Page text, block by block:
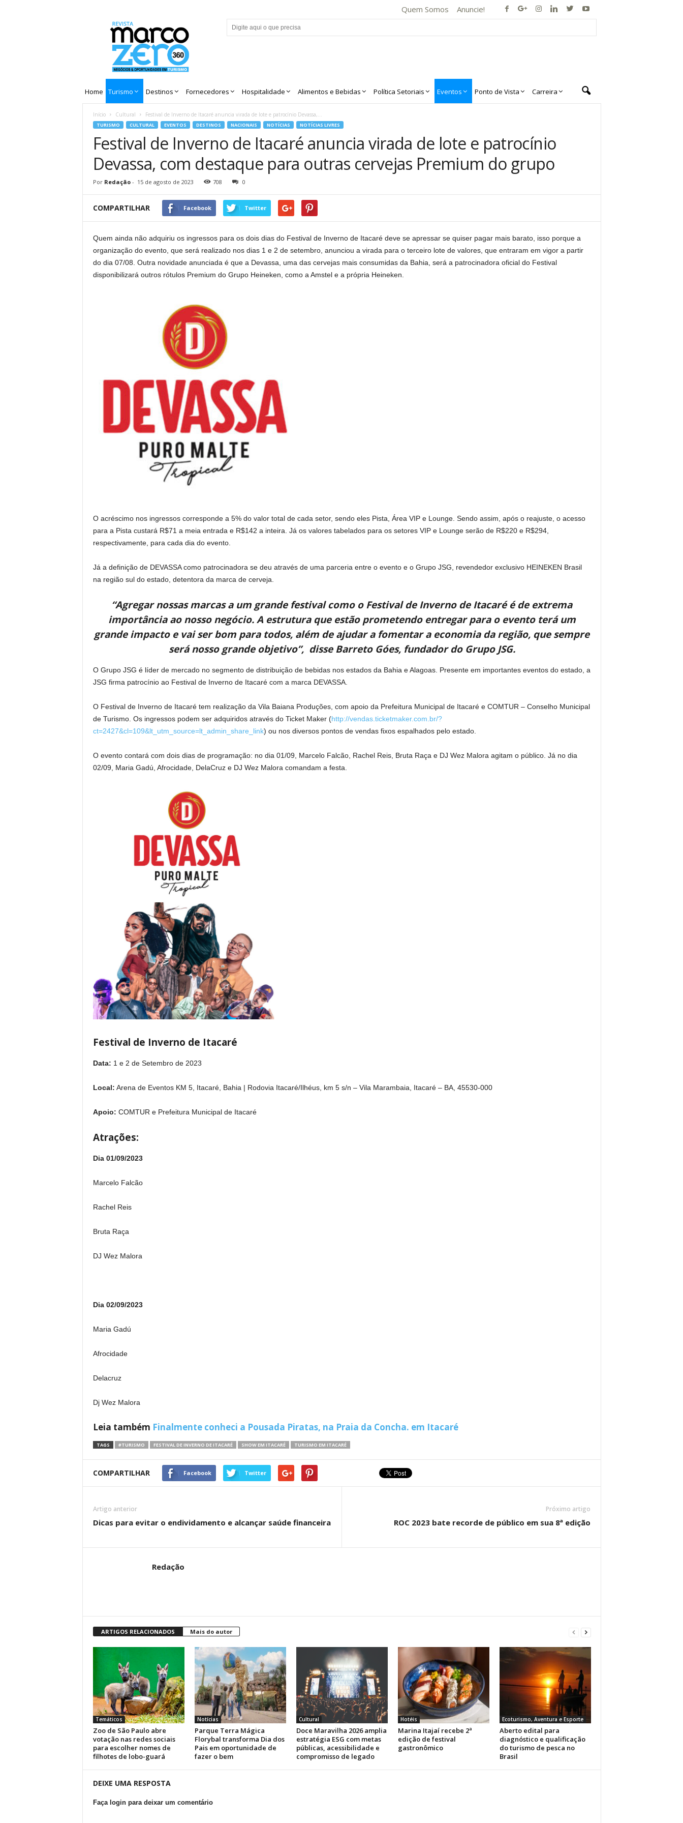
Quem Somos Anuncie!
Home Turismo Destinos Fornecedores Hospitalidade Alimentos e Bebidas Política Setoriais Eventos Ponto de Vista Carreira
Início Cultural Festival de Inverno de Itacaré anuncia virada de lote e patrocínio Devassa,...
TURISMO CULTURAL EVENTOS DESTINOS NACIONAIS NOTÍCIAS NOTÍCIAS LIVRES
Festival de Inverno de Itacaré anuncia virada de lote e patrocínio
Devassa, com destaque para outras cervejas Premium do grupo
Por Redação- 15 de agosto de 2023 708 0
COMPARTILHAR Facebook Twitter
Quem ainda não adquiriu os ingressos para os dois dias do Festival de Inverno de Itacaré deve se apressar se quiser pagar mais barato, isso porque a
organização do evento, que será realizado nos dias 1 e 2 de setembro, anunciou a virada para o terceiro lote de valores, que entraram em vigor a partir
do dia 07/08. Outra novidade anunciada é que a Devassa, uma das cervejas mais consumidas da Bahia, será a patrocinadora oficial do Festival
disponibilizará outros rótulos Premium do Grupo Heineken, como a Amstel e a própria Heineken.
O acréscimo nos ingressos corresponde a 5% do valor total de cada setor, sendo eles Pista, Área VIP e Lounge. Sendo assim, após o reajuste, o acesso
para a Pista custará R$71 a meia entrada e R$142 a inteira. Já os valores tabelados para os setores VIP e Lounge serão de R$220 e R$294,
respectivamente, para cada dia do evento.
Já a definição de DEVASSA como patrocinadora se deu através de uma parceria entre o evento e o Grupo JSG, revendedor exclusivo HEINEKEN Brasil
na região sul do estado, detentora da marca de cerveja.
“Agregar nossas marcas a um grande festival como o Festival de Inverno de Itacaré é de extrema
importância ao nosso negócio. A estrutura que estão prometendo entregar para o evento terá um
grande impacto e vai ser bom para todos, além de ajudar a fomentar a economia da região, que sempre
será nosso grande objetivo”, disse Barreto Góes, fundador do Grupo JSG.
O Grupo JSG é líder de mercado no segmento de distribuição de bebidas nos estados da Bahia e Alagoas. Presente em importantes eventos do estado, a
JSG firma patrocínio ao Festival de Inverno de Itacaré com a marca DEVASSA.
O Festival de Inverno de Itacaré tem realização da Vila Baiana Produções, com apoio da Prefeitura Municipal de Itacaré e COMTUR – Conselho Municipal
de Turismo. Os ingressos podem ser adquiridos através do Ticket Maker (http://vendas.ticketmaker.com.br/?
ct=2427&cl=109&lt_utm_source=lt_admin_share_link) ou nos diversos pontos de vendas fixos espalhados pelo estado.
O evento contará com dois dias de programação: no dia 01/09, Marcelo Falcão, Rachel Reis, Bruta Raça e DJ Wez Malora agitam o público. Já no dia
02/09, Maria Gadú, Afrocidade, DelaCruz e DJ Wez Malora comandam a festa.
Festival de Inverno de Itacaré
Data: 1 e 2 de Setembro de 2023
Local: Arena de Eventos KM 5, Itacaré, Bahia | Rodovia Itacaré/Ilhéus, km 5 s/n – Vila Marambaia, Itacaré – BA, 45530-000
Apoio: COMTUR e Prefeitura Municipal de Itacaré
Atrações:
Dia 01/09/2023
Marcelo Falcão
Rachel Reis
Bruta Raça
DJ Wez Malora
Dia 02/09/2023
Maria Gadú
Afrocidade
Delacruz
Dj Wez Malora
Leia também Finalmente conheci a Pousada Piratas, na Praia da Concha. em Itacaré
TAGS #TURISMO FESTIVAL DE INVERNO DE ITACARÉ SHOW EM ITACARÉ TURISMO EM ITACARÉ
COMPARTILHAR Facebook Twitter
Artigo anterior
Dicas para evitar o endividamento e alcançar saúde financeira
Próximo artigo
ROC 2023 bate recorde de público em sua 8ª edição
Redação
ARTIGOS RELACIONADOS Mais do autor
Temáticos
Zoo de São Paulo abre
votação nas redes sociais
para escolher nomes de
filhotes de lobo-guará
Notícias
Parque Terra Mágica
Florybal transforma Dia dos
Pais em oportunidade de
fazer o bem
Cultural
Doce Maravilha 2026 amplia
estratégia ESG com metas
públicas, acessibilidade e
compromisso de legado
Hotéis
Marina Itajaí recebe 2ª
edição de festival
gastronômico
Ecoturismo, Aventura e Esporte
Aberto edital para
diagnóstico e qualificação
do turismo de pesca no
Brasil
DEIXE UMA RESPOSTA
Faça login para deixar um comentário